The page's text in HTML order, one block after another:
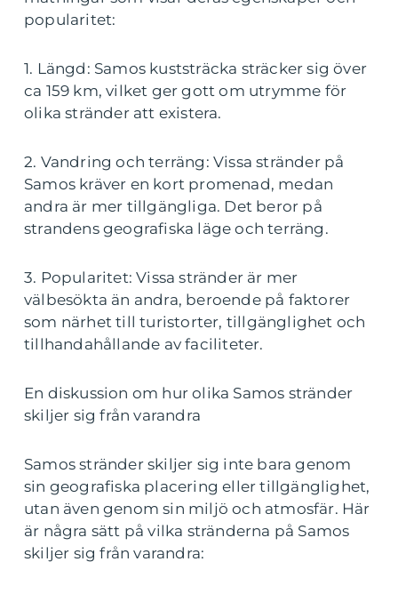
popularitet:
1. Längd: Samos kuststräcka sträcker sig över
ca 159 km, vilket ger gott om utrymme för
olika stränder att existera.
2. Vandring och terräng: Vissa stränder på
Samos kräver en kort promenad, medan
andra är mer tillgängliga. Det beror på
strandens geografiska läge och terräng.
3. Popularitet: Vissa stränder är mer
välbesökta än andra, beroende på faktorer
som närhet till turistorter, tillgänglighet och
tillhandahållande av faciliteter.
En diskussion om hur olika Samos stränder
skiljer sig från varandra
Samos stränder skiljer sig inte bara genom
sin geografiska placering eller tillgänglighet,
utan även genom sin miljö och atmosfär. Här
är några sätt på vilka stränderna på Samos
skiljer sig från varandra: